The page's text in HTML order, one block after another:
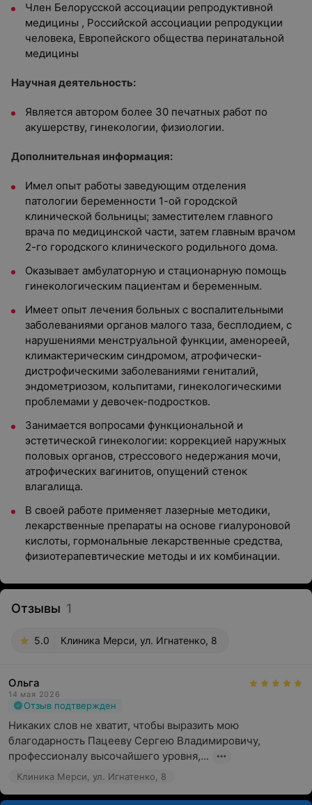
Член Белорусской ассоциации репродуктивной
медицины , Российской ассоциации репродукции
человека, Европейского общества перинатальной
медицины
Научная деятельность:
Является автором более 30 печатных работ по
акушерству, гинекологии, физиологии.
Дополнительная информация:
Имел опыт работы заведующим отделения
патологии беременности 1-ой городской
клинической больницы; заместителем главного
врача по медицинской части, затем главным врачом
2-го городского клинического родильного дома.
Оказывает амбулаторную и стационарную помощь
гинекологическим пациентам и беременным.
Имеет опыт лечения больных с воспалительными
заболеваниями органов малого таза, бесплодием, с
нарушениями менструальной функции, аменореей,
климактерическим синдромом, атрофически-
дистрофическими заболеваниями гениталий,
эндометриозом, кольпитами, гинекологическими
проблемами у девочек-подростков.
Занимается вопросами функциональной и
эстетической гинекологии: коррекцией наружных
половых органов, стрессового недержания мочи,
атрофических вагинитов, опущений стенок
влагалища.
В своей работе применяет лазерные методики,
лекарственные препараты на основе гиалуроновой
кислоты, гормональные лекарственные средства,
физиотерапевтические методы и их комбинации.
Отзывы 1
5.0 Клиника Мерси, ул. Игнатенко, 8
Ольга
14 мая 2026
Отзыв подтвержден
Никаких слов не хватит, чтобы выразить мою
благодарность Пацееву Сергею Владимировичу,
профессионалу высочайшего уровня,...
Клиника Мерси, ул. Игнатенко, 8